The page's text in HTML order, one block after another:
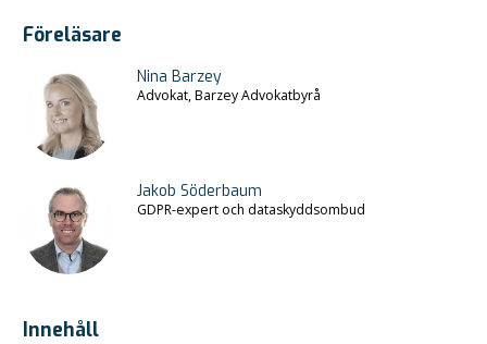
Föreläsare
Nina Barzey
Advokat, Barzey Advokatbyrå
Jakob Söderbaum
GDPR-expert och dataskyddsombud
Innehåll